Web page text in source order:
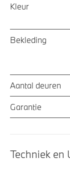
Kleur
Bekleding
Aantal deuren
Garantie
Techniek en